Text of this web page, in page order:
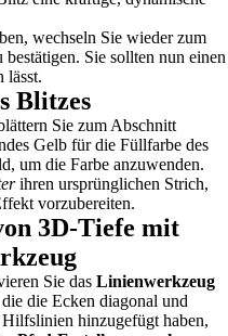
wechseln Sie wieder zum
Sie sollten nun einen
lässt.
Blitzes
Sie zum Abschnitt
Gelb für die Füllfarbe des
um die Farbe anzuwenden.
ihren ursprünglichen Strich,
vorzubereiten.
3D-Tiefe mit
Sie das Linienwerkzeug
die Ecken diagonal und
hinzugefügt haben,